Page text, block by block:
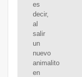
es
decir,
al
salir
un
nuevo
animalito
en